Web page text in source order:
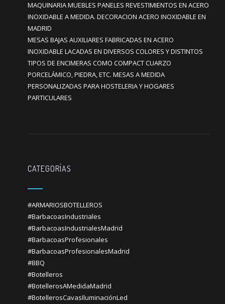
MAQUINARIA MUEBLES PANELES REVESTIMIENTOS EN ACERO
INOXIDABLE A MEDIDA. DECORACION ACERO INOXIDABLE EN
MADRID
MESAS BAJAS AUXILIARES FABRICADAS EN ACERO
INOXIDABLE LACADAS EN DIVERSOS COLORES Y DISTINTOS
TIPOS DE ENCIMERAS COMO COMPACT CUARZO
PORCELÁMICO, PIEDRA, ETC. MESAS A MEDIDA
PERSONALIZADAS PARA HOSTELERIA Y HOGARES
PARTICULARES
CATEGORÍAS
#ARMARIOSBOTELLEROS
#BarbacoasIndustriales
#BarbacoasIndustrialesMadrid
#BarbacoasProfesionales
#BarbacoasProfesionalesMadrid
#BBQ
#Botelleros
#BotellerosAMedidaMadrid
#BotellerosCavasIluminaciónLed